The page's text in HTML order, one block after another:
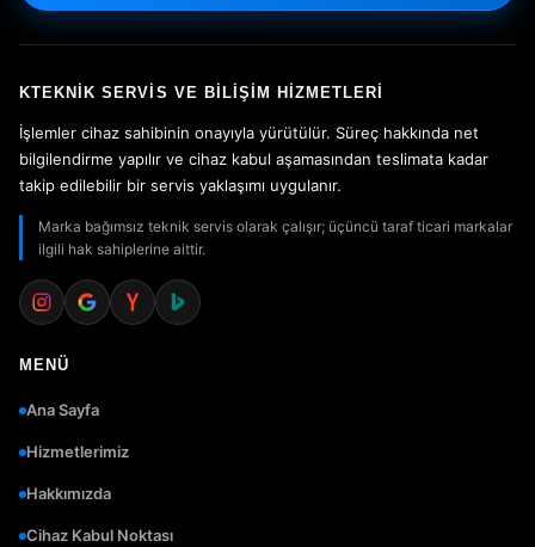
KTEKNIK SERVIS VE BILIŞIM HIZMETLERI
İşlemler cihaz sahibinin onayıyla yürütülür. Süreç hakkında net
bilgilendirme yapılır ve cihaz kabul aşamasından teslimata kadar
takip edilebilir bir servis yaklaşımı uygulanır.
Marka bağımsız teknik servis olarak çalışır; üçüncü taraf ticari markalar
ilgili hak sahiplerine aittir.
MENÜ
Ana Sayfa
Hizmetlerimiz
Hakkımızda
Cihaz Kabul Noktası